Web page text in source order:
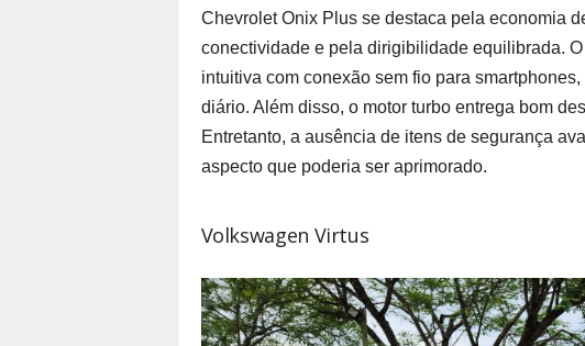
Chevrolet Onix Plus se destaca pela economia
conectividade e pela dirigibilidade equilibrada.
intuitiva com conexão sem fio para
diário. Além disso, o motor turbo entrega bom
Entretanto, a ausência de itens de segurança
aspecto que poderia ser aprimorado.
Volkswagen Virtus